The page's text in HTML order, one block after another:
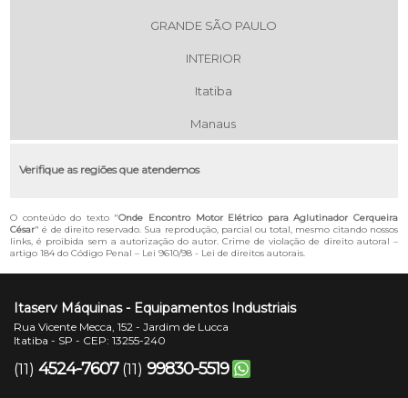
GRANDE SÃO PAULO
INTERIOR
Itatiba
Manaus
Verifique as regiões que atendemos
O conteúdo do texto "Onde Encontro Motor Elétrico para Aglutinador Cerqueira
César" é de direito reservado. Sua reprodução, parcial ou total, mesmo citando nossos
links, é proibida sem a autorização do autor. Crime de violação de direito autoral –
artigo 184 do Código Penal – Lei 9610/98 - Lei de direitos autorais.
Itaserv Máquinas - Equipamentos Industriais
Rua Vicente Mecca, 152 - Jardim de Lucca
Itatiba - SP - CEP: 13255-240
(11) 4524-7607 (11) 99830-5519